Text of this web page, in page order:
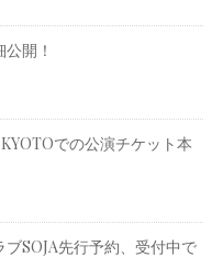
開！
での公演チケット本
ブSOJA先行予約、受付中で